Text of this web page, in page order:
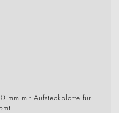
mm mit Aufsteckplatte für